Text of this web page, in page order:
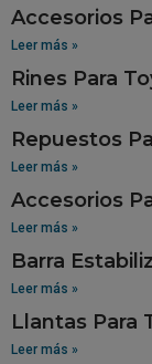
Accesorios
Leer más »
Rines Para
Leer más »
Repuestos
Leer más »
Accesorios
Leer más »
Barra
Leer más »
Llantas Para
Leer más »